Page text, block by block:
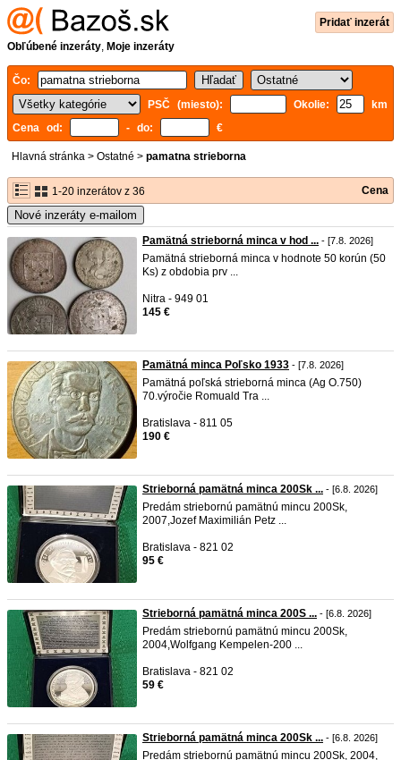
Pridať inzerát
Obľúbené inzeráty, Moje inzeráty
Čo:
PSČ (miesto):
Okolie:
km
Cena od:
- do: €
Hlavná stránka > Ostatné > pamatna strieborna
1-20 inzerátov z 36 Cena
Nové inzeráty e-mailom
Pamätná strieborná minca v hod ... - [7.8. 2026]
Pamätná strieborná minca v hodnote 50 korún (50
Ks) z obdobia prv ...
Nitra - 949 01
145 €
Pamätná minca Poľsko 1933 - [7.8. 2026]
Pamätná poľská strieborná minca (Ag O.750)
70.výročie Romuald Tra ...
Bratislava - 811 05
190 €
Strieborná pamätná minca 200Sk ... - [6.8. 2026]
Predám striebornú pamätnú mincu 200Sk,
2007,Jozef Maximilián Petz ...
Bratislava - 821 02
95 €
Strieborná pamätná minca 200S ... - [6.8. 2026]
Predám striebornú pamätnú mincu 200Sk,
2004,Wolfgang Kempelen-200 ...
Bratislava - 821 02
59 €
Strieborná pamätná minca 200Sk ... - [6.8. 2026]
Predám striebornú pamätnú mincu 200Sk, 2004,